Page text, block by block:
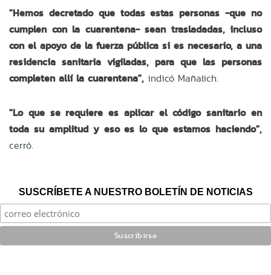
"Hemos decretado que todas estas personas -que no
cumplen con la cuarentena- sean trasladadas, incluso
con el apoyo de la fuerza pública si es necesario, a una
residencia sanitaria vigiladas, para que las personas
completen allí la cuarentena", indicó Mañalich.
"Lo que se requiere es aplicar el código sanitario en
toda su amplitud y eso es lo que estamos haciendo",
cerró.
SUSCRÍBETE A NUESTRO BOLETÍN DE NOTICIAS